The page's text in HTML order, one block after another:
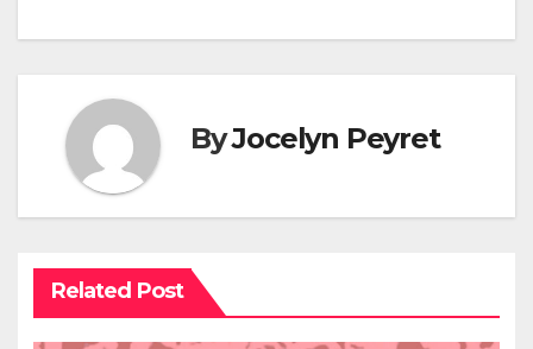
ByJocelyn Peyret
Related Post